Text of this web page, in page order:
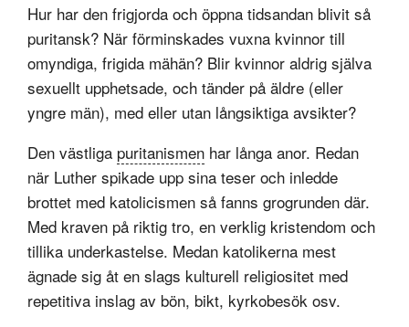
Hur har den frigjorda och öppna tidsandan blivit så
puritansk? När förminskades vuxna kvinnor till
omyndiga, frigida mähän? Blir kvinnor aldrig själva
sexuellt upphetsade, och tänder på äldre (eller
yngre män), med eller utan långsiktiga avsikter?
Den västliga puritanismen har långa anor. Redan
när Luther spikade upp sina teser och inledde
brottet med katolicismen så fanns grogrunden där.
Med kraven på riktig tro, en verklig kristendom och
tillika underkastelse. Medan katolikerna mest
ägnade sig åt en slags kulturell religiositet med
repetitiva inslag av bön, bikt, kyrkobesök osv.